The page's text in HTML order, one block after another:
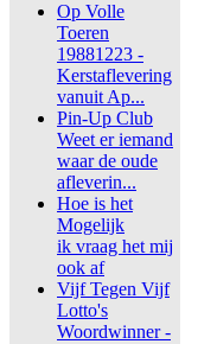
Op Volle
Toeren
19881223 -
Kerstaflevering
vanuit Ap...
Pin-Up Club
Weet er iemand
waar de oude
afleverin...
Hoe is het
Mogelijk
ik vraag het mij
ook af
Vijf Tegen Vijf
Lotto's
Woordwinner -